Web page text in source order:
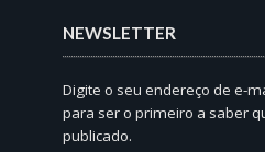
NEWSLETTER
Digite o seu endereço de e-
para ser o primeiro a saber
publicado.